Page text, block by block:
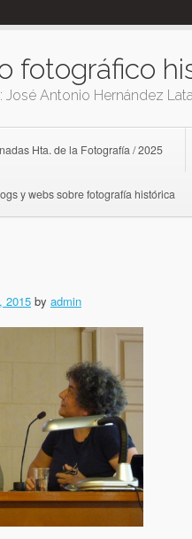
fotográfico
José Antonio Hernández
Hta. de la Fotografía / 2025
y webs sobre fotografía histórica
2015 by admin